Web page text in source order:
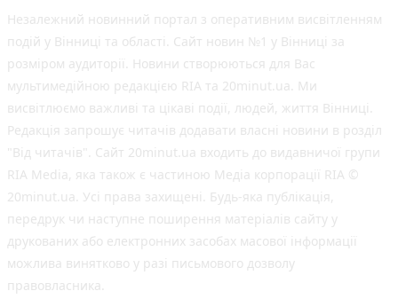
Незалежний новинний портал з оперативним висвітленням
подій у Вінниці та області. Сайт новин №1 у Вінниці за
розміром аудиторії. Новини створюються для Вас
мультимедійною редакцією RIA та 20minut.ua. Ми
висвітлюємо важливі та цікаві події, людей, життя Вінниці.
Редакція запрошує читачів додавати власні новини в розділ
"Від читачів". Сайт 20minut.ua входить до видавничої групи
RIA Media, яка також є частиною Медіа корпорації RIA ©
20minut.ua. Усі права захищені. Будь-яка публiкацiя,
передрук чи наступне поширення матеріалів сайту у
друкованих або електронних засобах масової інформації
можлива винятково у разі письмового дозволу
правовласника.